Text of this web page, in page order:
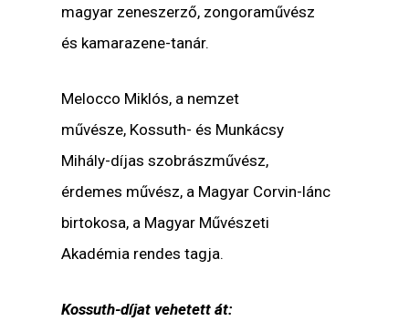
magyar zeneszerző, zongoraművész
és kamarazene-tanár.
Melocco Miklós, a nemzet
művésze, Kossuth- és Munkácsy
Mihály-díjas szobrászművész,
érdemes művész, a Magyar Corvin-lánc
birtokosa, a Magyar Művészeti
Akadémia rendes tagja.
Kossuth-díjat vehetett át: